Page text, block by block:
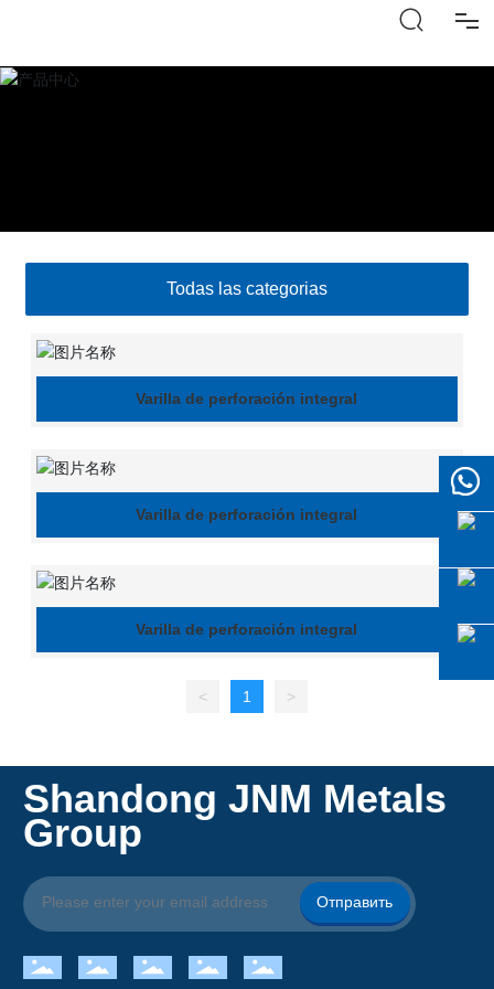
Inicio
Equipo
Centro de prensa
Todas las categorias
Varilla de perforación integral
Varilla de perforación integral
Varilla de perforación integral
< 1 >
Shandong JNM Metals
Group
Отправить